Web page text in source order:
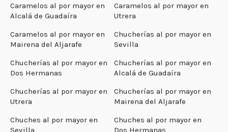
Caramelos al por mayor en
Alcalá de Guadaíra
Caramelos al por mayor en
Utrera
Caramelos al por mayor en
Mairena del Aljarafe
Chucherías al por mayor en
Sevilla
Chucherías al por mayor en
Dos Hermanas
Chucherías al por mayor en
Alcalá de Guadaíra
Chucherías al por mayor en
Utrera
Chucherías al por mayor en
Mairena del Aljarafe
Chuches al por mayor en
Sevilla
Chuches al por mayor en
Dos Hermanas